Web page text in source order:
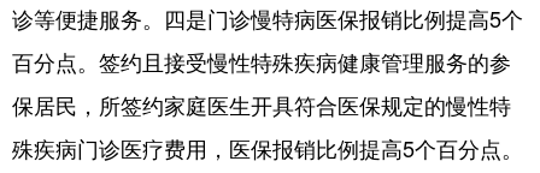
诊等便捷服务。四是门诊慢特病医保报销比例提高5个
百分点。签约且接受慢性特殊疾病健康管理服务的参
保居民，所签约家庭医生开具符合医保规定的慢性特
殊疾病门诊医疗费用，医保报销比例提高5个百分点。